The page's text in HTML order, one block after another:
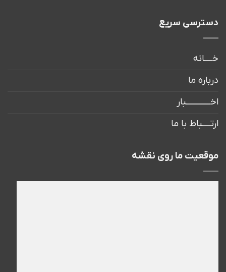
دسترسی سریع
خــــانه
درباره ما
اخــــــــــــبار
ارتــــباط با ما
موقعیت ما روی نقشه